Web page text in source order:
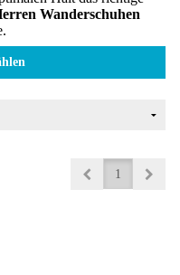
Wanderschuhen
1